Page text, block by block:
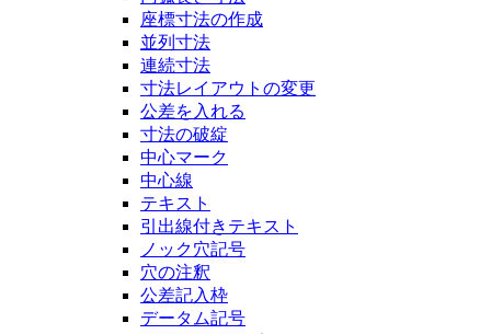
座標寸法の作成
並列寸法
連続寸法
寸法レイアウトの変更
公差を入れる
寸法の破綻
中心マーク
中心線
テキスト
引出線付きテキスト
ノック穴記号
穴の注釈
公差記入枠
データム記号